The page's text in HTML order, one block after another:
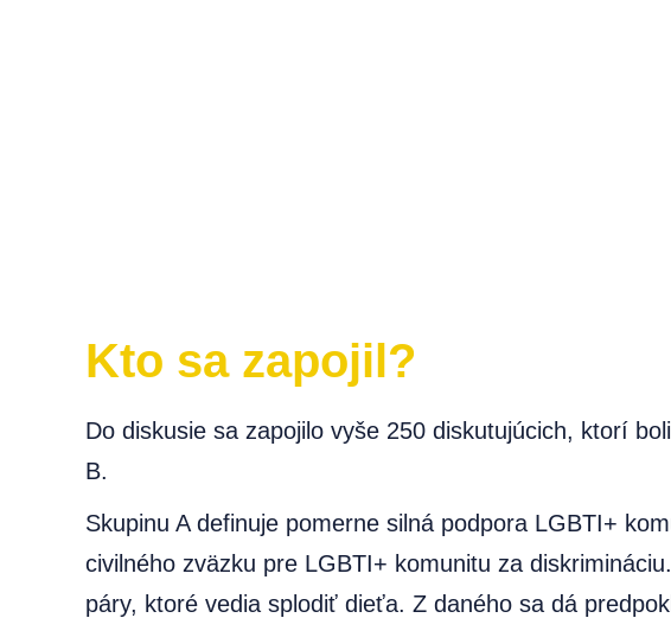
Kto sa zapojil?
Do diskusie sa zapojilo vyše 250 diskutujúcich, ktorí
B.
Skupinu A definuje pomerne silná podpora LGBTI+
civilného zväzku pre LGBTI+ komunitu za
páry, ktoré vedia splodiť dieťa. Z daného sa dá